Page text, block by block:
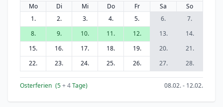
Mo Di Mi Do Fr Sa
So
1.
2. 3. 4. 5. 6.
7.
8.
9. 10. 11. 12. 13.
14.
15.
16. 17. 18. 19. 20.
21.
22.
23. 24. 25. 26. 27. 28.
Osterferien (5+ 4Tage) 08.02. - 12.02.